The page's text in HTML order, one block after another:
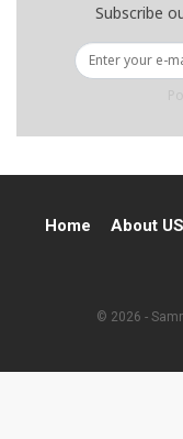
Subscribe
Home About US
© 2026 -